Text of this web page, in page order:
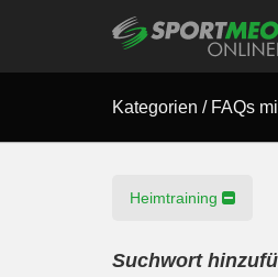
Kategorien / FAQs
Heimtraining
Suchwort